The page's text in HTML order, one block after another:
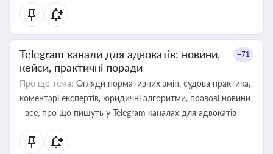
Telegram канали для адвокатів: новини,
кейси, практичні поради
+71
Про що тема: Огляди нормативних змін, судова практика,
коментарі експертів, юридичні алгоритми, правові новини
- все, про що пишуть у Telegram каналах для адвокатів